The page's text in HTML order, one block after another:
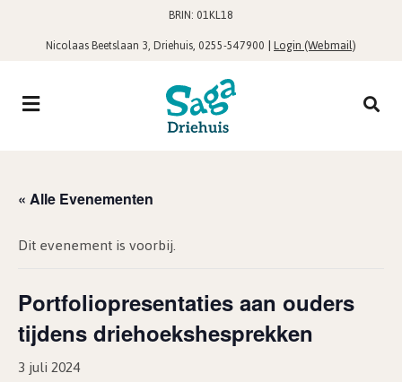
BRIN: 01KL18
Nicolaas Beetslaan 3, Driehuis, 0255-547900 |Login (Webmail)
« Alle Evenementen
Dit evenement is voorbij.
Portfoliopresentaties aan ouders
tijdens driehoekshesprekken
3 juli 2024